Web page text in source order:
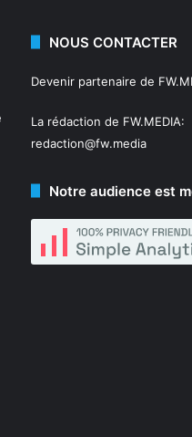
NOUS CONTACTER
Devenir partenaire de
La rédaction de FW.MEDIA:
redaction@fw.media
Notre audience est